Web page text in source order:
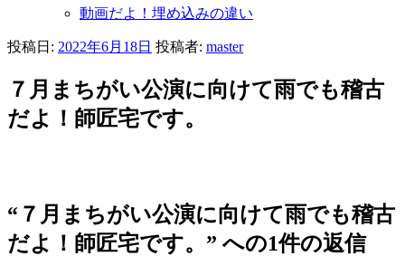
動画だよ！埋め込みの違い
投稿日: 2022年6月18日 投稿者: master
７月まちがい公演に向けて雨でも稽古
だよ！師匠宅です。
“７月まちがい公演に向けて雨でも稽古
だよ！師匠宅です。” への1件の返信